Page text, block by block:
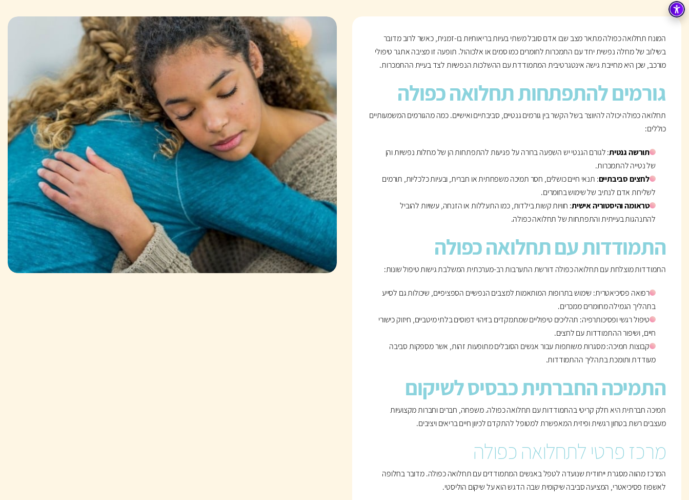
המונח תחלואה כפולה מתאר מצב שבו אדם סובל משתי בעיות בריאותיות בו-זמנית, כאשר לרוב מדובר
בשילוב של מחלה נפשית יחד עם התמכרות לחומרים כמו סמים או אלכוהול. תופעה זו מציבה אתגר טיפולי
מורכב, שכן היא מחייבת גישה אינטגרטיבית המתמודדת עם ההשלכות הנפשיות לצד בעיית ההתמכרות.
גורמים להתפתחות תחלואה כפולה
תחלואה כפולה יכולה להיווצר בשל הקשר בין גורמים גנטיים, סביבתיים ואישיים. כמה מהגורמים המשמעותיים
כוללים:
תורשה גנטית: לגורם הגנטי יש השפעה ברורה על פגיעות להתפתחות הן של מחלות נפשיות והן
של נטייה להתמכרות.
לחצים סביבתיים: תנאי חיים כושלים, חסר תמיכה משפחתית או חברית, ובעיות כלכליות, תורמים
לשליחת אדם לנתיב של שימוש בחומרים.
טראומה והיסטוריה אישית: חוויות קשות בילדות, כמו התעללות או הזנחה, עשויות להוביל
להתנהגות בעייתית והתפתחות של תחלואה כפולה.
התמודדות עם תחלואה כפולה
התמודדות מוצלחת עם תחלואה כפולה דורשת התערבות רב-מערכתית המשלבת גישות טיפול שונות:
רפואה פסיכיאטרית: שימוש בתרופות המותאמות למצבים הנפשיים הספציפיים, שיכולות גם לסייע
בתהליך הגמילה מחומרים ממכרים.
טיפול רגשי ופסיכותרפיה: תהליכים טיפוליים שמתמקדים בזיהוי דפוסים בלתי מיטביים, חיזוק כישורי
חיים, ושיפור ההתמודדות עם לחצים.
קבוצות תמיכה: מסגרות משותפות עבור אנשים הסובלים מתופעות זהות, אשר מספקות סביבה
מעודדת ותומכת בתהליך ההתמודדות.
התמיכה החברתית כבסיס לשיקום
תמיכה חברתית היא חלק קריטי בהתמודדות עם תחלואה כפולה. משפחה, חברים וחברות מקצועיות
מעצבים רשת בטחון רגשית ופיזית המאפשרת למטופל להתקדם לכיוון חיים בריאים ויציבים.
מרכז פרטי לתחלואה כפולה
המרכז מהווה מסגרת ייחודית שנועדה לטפל באנשים המתמודדים עם תחלואה כפולה. מדובר בחלופה
לאשפוז פסיכיאטרי, המציעה סביבה שיקומית שבה הדגש הוא על שיקום הוליסטי.